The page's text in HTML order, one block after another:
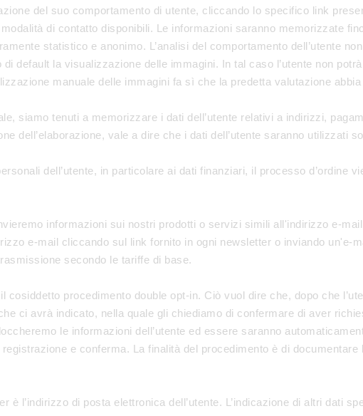
del suo comportamento di utente, cliccando lo specifico link
di contatto disponibili. Le informazioni saranno memorizzate
statistico e anonimo. L’analisi del comportamento dell’utente
default la visualizzazione delle immagini. In tal caso l’utente non
manuale delle immagini fa sì che la predetta valutazione abbia
siamo tenuti a memorizzare i dati dell’utente relativi a indirizzi,
dell’elaborazione, vale a dire che i dati dell’utente saranno utilizzati
dell’utente, in particolare ai dati finanziari, il processo d’ordine
informazioni sui nostri prodotti o servizi simili all'indirizzo e-
e-mail cliccando sul link fornito in ogni newsletter o inviando un'e-
secondo le tariffe di base.
cosiddetto procedimento double opt-in. Ciò vuol dire che, dopo che
ci avrà indicato, nella quale gli chiediamo di confermare di aver
le informazioni dell’utente ed essere saranno
e conferma. La finalità del procedimento è di documentare
è l’indirizzo di posta elettronica dell’utente. L’indicazione di altri dati